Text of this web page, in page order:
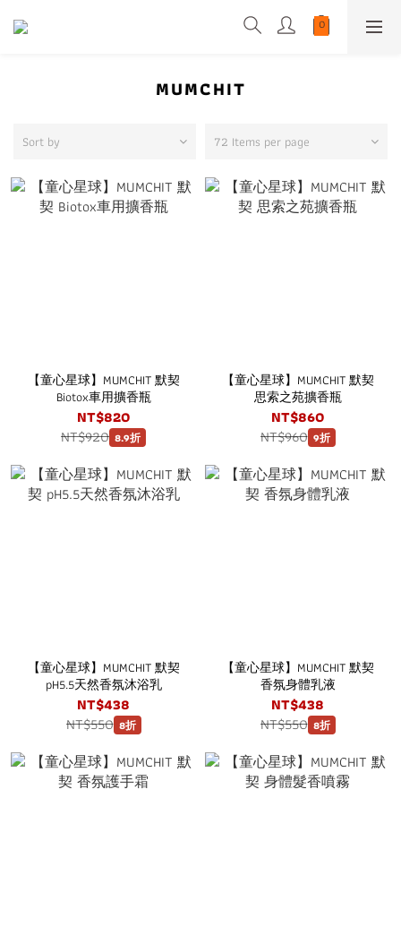
MUMCHIT
Sort by 72 Items per page
【童心星球】MUMCHIT 默契
Biotox車用擴香瓶
NT$820
NT$920 8.9折
【童心星球】MUMCHIT 默契
思索之苑擴香瓶
NT$860
NT$960 9折
【童心星球】MUMCHIT 默契
pH5.5天然香氛沐浴乳
NT$438
NT$550 8折
【童心星球】MUMCHIT 默契
香氛身體乳液
NT$438
NT$550 8折